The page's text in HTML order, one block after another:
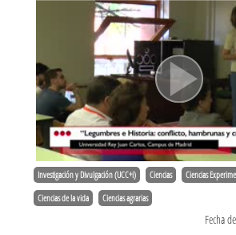
Investigación y Divulgación (UCC+i) Ciencias Ciencias
Ciencias de la vida Ciencias agrarias
Fecha